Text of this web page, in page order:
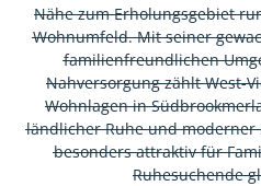
Nähe zum Erholungsgebiet
Wohnumfeld. Mit seiner
familienfreundlichen
Nahversorgung zählt West-
Wohnlagen in
ländlicher Ruhe und
besonders attraktiv für
Ruhesuchende